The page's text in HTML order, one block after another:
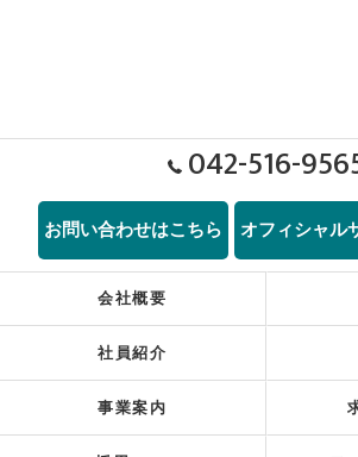
042-516-
お問い合わせはこちら オフィシャル
会社概要
社員紹介
事業案内